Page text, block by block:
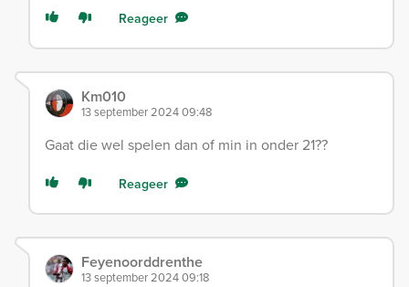
Reageer
Km010
13 september 2024 09:48
Gaat die wel spelen dan of min in onder 21??
Reageer
Feyenoorddrenthe
13 september 2024 09:18